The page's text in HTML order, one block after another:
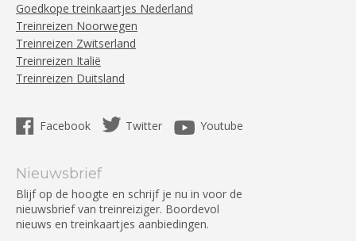
Goedkope treinkaartjes Nederland
Treinreizen Noorwegen
Treinreizen Zwitserland
Treinreizen Italië
Treinreizen Duitsland
Facebook Twitter Youtube
Nieuwsbrief
Blijf op de hoogte en schrijf je nu in voor de
nieuwsbrief van treinreiziger. Boordevol
nieuws en treinkaartjes aanbiedingen.